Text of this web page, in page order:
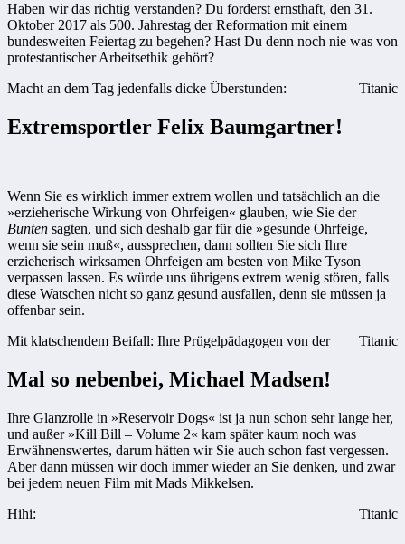
Haben wir das richtig verstanden? Du forderst ernsthaft, den 31.
Oktober 2017 als 500. Jahrestag der Reformation mit einem
bundesweiten Feiertag zu begehen? Hast Du denn noch nie was von
protestantischer Arbeitsethik gehört?
Macht an dem Tag jedenfalls dicke Überstunden:
Titanic
Extremsportler Felix Baumgartner!
Wenn Sie es wirklich immer extrem wollen und tatsächlich an die
»erzieherische Wirkung von Ohrfeigen« glauben, wie Sie der
Bunten sagten, und sich deshalb gar für die »gesunde Ohrfeige,
wenn sie sein muß«, aussprechen, dann sollten Sie sich Ihre
erzieherisch wirksamen Ohrfeigen am besten von Mike Tyson
verpassen lassen. Es würde uns übrigens extrem wenig stören, falls
diese Watschen nicht so ganz gesund ausfallen, denn sie müssen ja
offenbar sein.
Mit klatschendem Beifall: Ihre Prügelpädagogen von der
Titanic
Mal so nebenbei, Michael Madsen!
Ihre Glanzrolle in »Reservoir Dogs« ist ja nun schon sehr lange her,
und außer »Kill Bill – Volume 2« kam später kaum noch was
Erwähnenswertes, darum hätten wir Sie auch schon fast vergessen.
Aber dann müssen wir doch immer wieder an Sie denken, und zwar
bei jedem neuen Film mit Mads Mikkelsen.
Hihi:
Titanic